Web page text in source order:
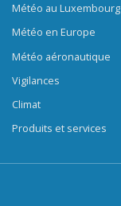
Météo au Luxembourg
Météo en Europe
Météo aéronautique
Vigilances
Climat
Produits et services